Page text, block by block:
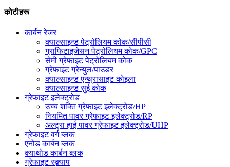
कोटीहरू
कार्बन रेजर
क्याल्साइन्ड पेट्रोलियम कोक/सीपीसी
ग्राफिटाइजेसन पेट्रोलियम कोक/GPC
सेमी ग्रेफाइट पेट्रोलियम कोक
ग्रेफाइट ग्रेन्युल/पाउडर
क्याल्साइन्ड एन्थ्रासाइट कोइला
क्याल्साइन्ड सुई कोक
ग्रेफाइट इलेक्ट्रोड
उच्च शक्ति ग्रेफाइट इलेक्ट्रोड/HP
नियमित पावर ग्रेफाइट इलेक्ट्रोड/RP
अल्ट्रा हाई पावर ग्रेफाइट इलेक्ट्रोड/UHP
ग्रेफाइट वर्ग ब्लक
एनोड कार्बन ब्लक
क्याथोड कार्बन ब्लक
ग्रेफाइट स्क्र्याप